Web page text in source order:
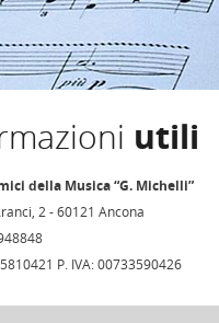
utili
della Musica “G. Michelli”
2 - 60121 Ancona
P. IVA: 00733590426